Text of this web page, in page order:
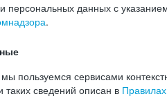
данных с
.
пользуемся сервисами
сведений описан в